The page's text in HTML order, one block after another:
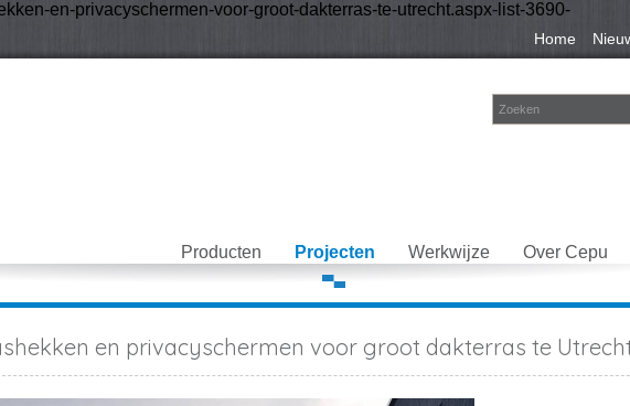
en-privacyschermen-voor-groot-dakterras-te-utrecht.aspx-list-3690-
Home
Producten Projecten Werkwijze Over Cepu
en privacyschermen voor groot dakterras te